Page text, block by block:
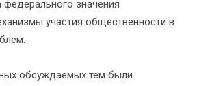
значения
участия общественности в
обсуждаемых тем были